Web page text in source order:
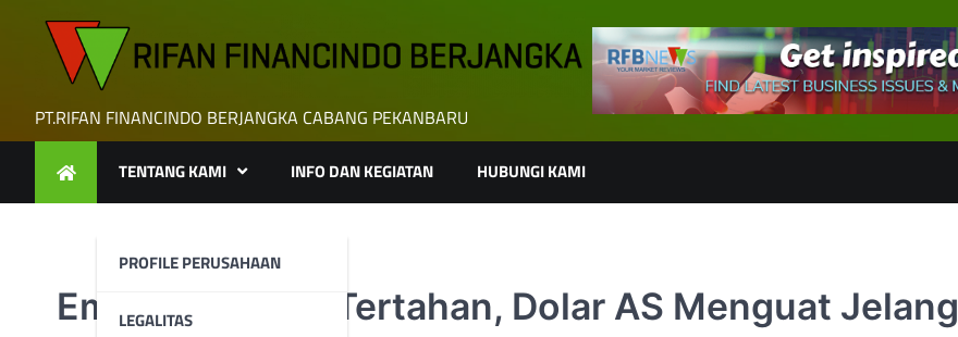
PT.RIFAN FINANCINDO BERJANGKA CABANG PEKANBARU
TENTANG KAMI
PROFILE PERUSAHAAN
LEGALITAS
INFO DAN KEGIATAN HUBUNGI KAMI
Emas Melemah Tertahan, Dolar AS Menguat Jelang